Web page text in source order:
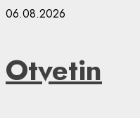
Skip
06.08.2026
Otvetin